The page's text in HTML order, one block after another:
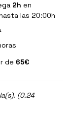
2h en
las 20:00h
de 65€
(0.24